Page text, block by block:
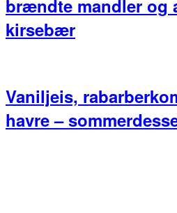
brændte mandler og
kirsebær
Vaniljeis,
havre –